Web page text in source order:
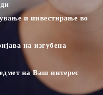
и инвестирање во
на изгубена
на Ваш интерес